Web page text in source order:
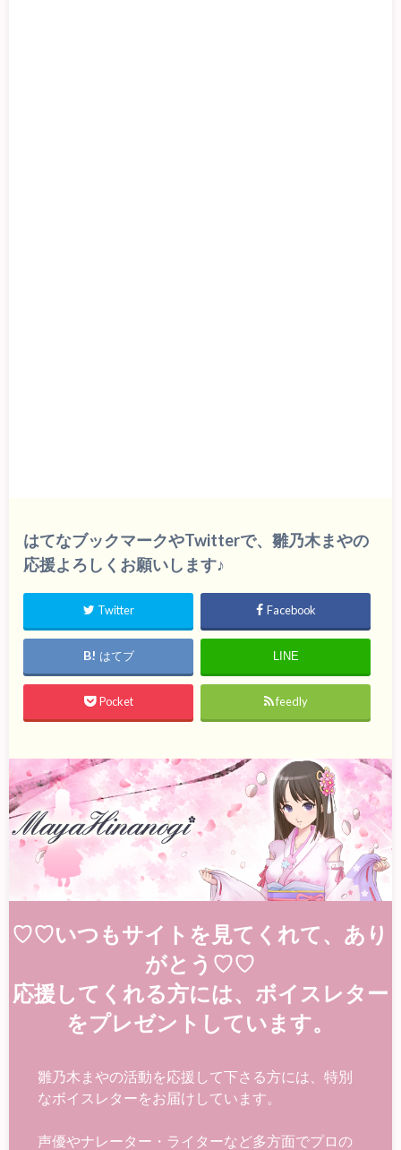
はてなブックマークやTwitterで、雛乃木まやの
応援よろしくお願いします♪
Twitter Facebook
はてブ LINE
Pocket feedly
♡♡いつもサイトを見てくれて、あり
がとう♡♡
応援してくれる方には、ボイスレター
をプレゼントしています。
雛乃木まやの活動を応援して下さる方には、特別
なボイスレターをお届けしています。
声優やナレーター・ライターなど多方面でプロの